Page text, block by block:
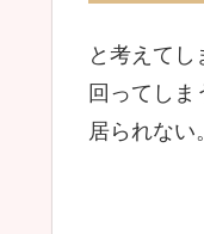
と考えて
回ってし
居られない